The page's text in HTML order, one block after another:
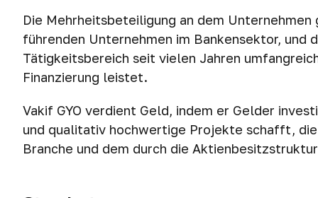
Die Mehrheitsbeteiligung an dem Unternehmen
führenden Unternehmen im Bankensektor, und
Tätigkeitsbereich seit vielen Jahren
Finanzierung leistet.
Vakif GYO verdient Geld, indem er Gelder
und qualitativ hochwertige Projekte schafft,
Branche und dem durch die